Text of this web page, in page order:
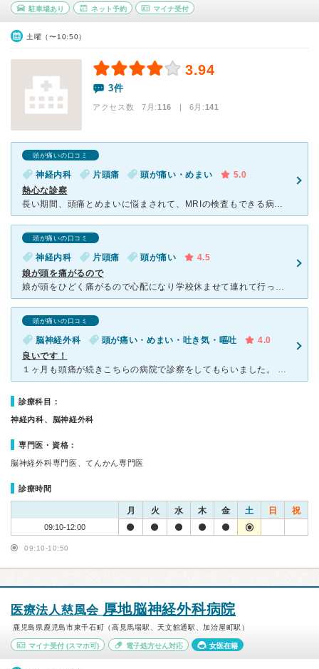
駐車場あり ネット予約 マイナ受付
土曜（〜10:50）
3.94
3件
アクセス数 7月:116 | 6月:141
頭が痛いの口コミ
神経内科 片頭痛 頭が痛い・めまい
5.0
熱心な診察
長い期間、頭痛とめまいに悩まされて、MRIの検査もできる病院を探して、こちらに辿り着きました。飛び込みで伺ったにもかかわらず、少しの待ち時間で診察・検査をしていただけました。先生が、熱心に薬の処方をし
頭が痛いの口コミ
神経内科 片頭痛 頭が痛い
4.5
娘が頭を痛がるので
娘が頭をひどく痛がるので心配になり学校休ませて連れて行った。飛び込みで行ったが空いていてすぐに診察してもらえた。CT検査で心配ないと言われて片頭痛の診断で薬を処方してもらった。ネット予約できるとのこと
頭が痛いの口コミ
脳神経外科 頭が痛い・めまい・吐き気・嘔吐
4.0
良いです！
１ヶ月も頭痛が続きこちらの病院で診察をしてもらいました。 すぐにCT検査をして頂き異常は無く偏頭痛との診断で予防薬を処方してもらい飲んだところびっくりするくらいすぐに痛みが治まり、もっと早く受診して
診療科目：
神経内科、脳神経外科
専門医・資格：
脳神経外科専門医、てんかん専門医
診療時間
月 火 水 木 金 土 日 祝
09:10-12:00
09:10-10:50
医療法人慈風会 厚地脳神経外科病院
鹿児島県鹿児島市東千石町（高見馬場駅、天文館通駅、加治屋町駅）
マイナ受付 (スマホ可) 電子処方せん対応 女医在籍